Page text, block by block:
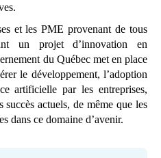
et les PME provenant de tous
un projet d’innovation en
du Québec met en place
le développement, l’adoption
artificielle par les entreprises,
actuels, de même que les
dans ce domaine d’avenir.